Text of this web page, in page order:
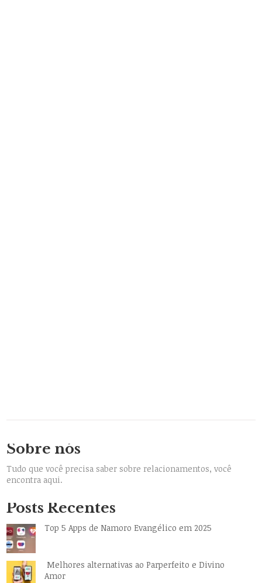
Sobre nós
Tudo que você precisa saber sobre relacionamentos, você
encontra aqui.
Posts Recentes
Top 5 Apps de Namoro Evangélico em 2025
Melhores alternativas ao Parperfeito e Divino
Amor